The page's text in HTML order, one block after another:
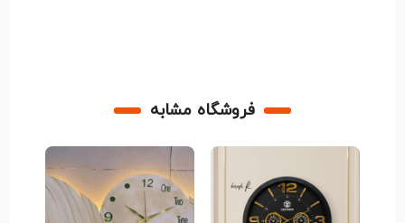
فروشگاه مشابه